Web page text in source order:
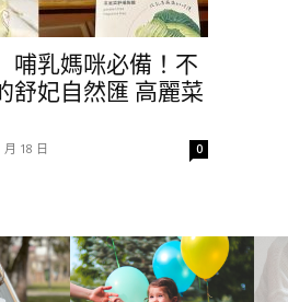
哺乳媽咪必備！不
舒妃自然匯 高麗菜
月 18 日 0